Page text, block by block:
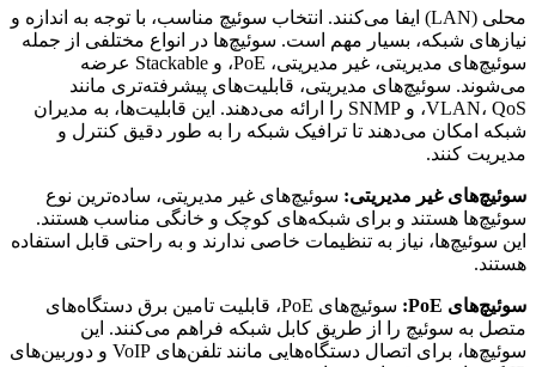
محلی (LAN) ایفا می‌کنند. انتخاب سوئیچ مناسب، با توجه به اندازه و
نیازهای شبکه، بسیار مهم است. سوئیچ‌ها در انواع مختلفی از جمله
سوئیچ‌های مدیریتی، غیر مدیریتی، PoE، و Stackable عرضه
می‌شوند. سوئیچ‌های مدیریتی، قابلیت‌های پیشرفته‌تری مانند
VLAN، QoS، و SNMP را ارائه می‌دهند. این قابلیت‌ها، به مدیران
شبکه امکان می‌دهند تا ترافیک شبکه را به طور دقیق کنترل و
مدیریت کنند.
سوئیچ‌های غیر مدیریتی: سوئیچ‌های غیر مدیریتی، ساده‌ترین نوع
سوئیچ‌ها هستند و برای شبکه‌های کوچک و خانگی مناسب هستند.
این سوئیچ‌ها، نیاز به تنظیمات خاصی ندارند و به راحتی قابل استفاده
هستند.
سوئیچ‌های PoE:
سوئیچ‌های PoE، قابلیت تامین برق دستگاه‌های
متصل به سوئیچ را از طریق کابل شبکه فراهم می‌کنند. این
سوئیچ‌ها، برای اتصال دستگاه‌هایی مانند تلفن‌های VoIP و دوربین‌های